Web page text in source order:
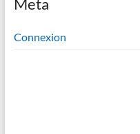
Meta
Connexion